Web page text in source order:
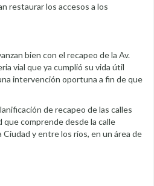
restaurar los accesos a los
bien con el recapeo de la Av.
vial que ya cumplió su vida útil
intervención oportuna a fin de que
de recapeo de las calles
que comprende desde la calle
y entre los ríos, en un área de